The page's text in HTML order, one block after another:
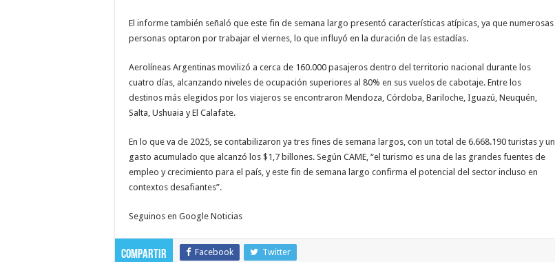
El informe también señaló que este fin de semana largo presentó características atípicas, ya que numerosas
personas optaron por trabajar el viernes, lo que influyó en la duración de las estadías.
Aerolíneas Argentinas movilizó a cerca de 160.000 pasajeros dentro del territorio nacional durante los
cuatro días, alcanzando niveles de ocupación superiores al 80% en sus vuelos de cabotaje. Entre los
destinos más elegidos por los viajeros se encontraron Mendoza, Córdoba, Bariloche, Iguazú, Neuquén,
Salta, Ushuaia y El Calafate.
En lo que va de 2025, se contabilizaron ya tres fines de semana largos, con un total de 6.668.190 turistas y un
gasto acumulado que alcanzó los $1,7 billones. Según CAME, “el turismo es una de las grandes fuentes de
empleo y crecimiento para el país, y este fin de semana largo confirma el potencial del sector incluso en
contextos desafiantes”.
Seguinos en Google Noticias
Compartir Facebook Twitter